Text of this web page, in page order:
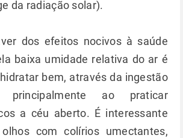
da radiação solar).
dos efeitos nocivos à saúde
baixa umidade relativa do ar é
bem, através da ingestão
principalmente ao praticar
a céu aberto. É interessante
com colírios umectantes,